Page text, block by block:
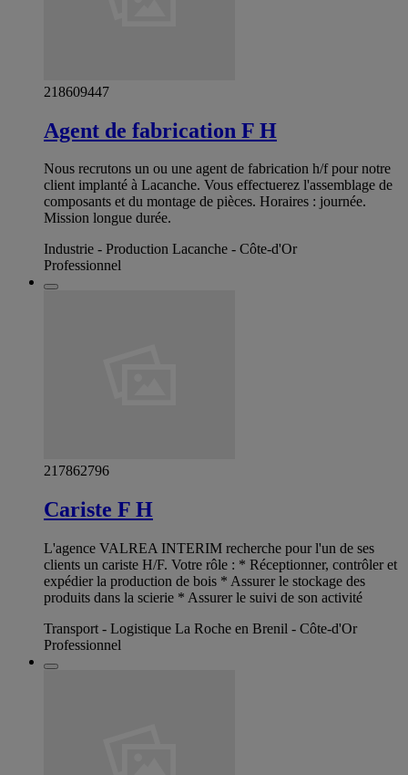
218609447
Agent de fabrication F H
Nous recrutons un ou une agent de fabrication h/f pour notre
client implanté à Lacanche. Vous effectuerez l'assemblage de
composants et du montage de pièces. Horaires : journée.
Mission longue durée.
Industrie - Production Lacanche - Côte-d'Or
Professionnel
217862796
Cariste F H
L'agence VALREA INTERIM recherche pour l'un de ses
clients un cariste H/F. Votre rôle : * Réceptionner, contrôler et
expédier la production de bois * Assurer le stockage des
produits dans la scierie * Assurer le suivi de son activité
Transport - Logistique La Roche en Brenil - Côte-d'Or
Professionnel